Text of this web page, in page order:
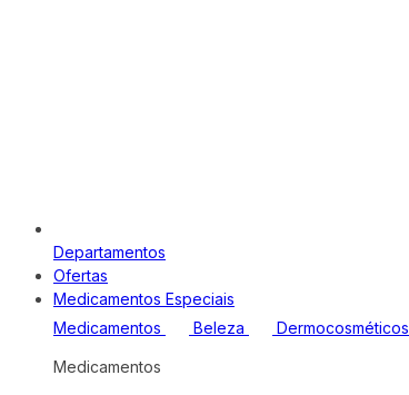
Departamentos
Ofertas
Medicamentos Especiais
Medicamentos
Beleza Dermocosméticos
Medicamentos